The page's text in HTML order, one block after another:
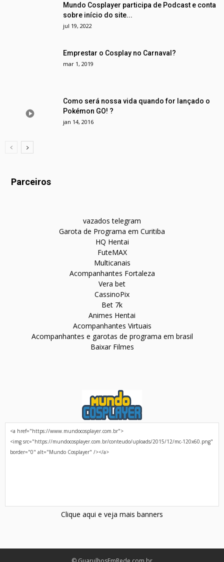
Mundo Cosplayer participa de Podcast e conta
sobre início do site...
jul 19, 2022
Emprestar o Cosplay no Carnaval?
mar 1, 2019
Como será nossa vida quando for lançado o
Pokémon GO! ?
jan 14, 2016
Parceiros
vazados telegram
Garota de Programa em Curitiba
HQ Hentai
FuteMAX
Multicanais
Acompanhantes Fortaleza
Vera bet
CassinoPix
Bet 7k
Animes Hentai
Acompanhantes Virtuais
Acompanhantes e garotas de programa em brasil
Baixar Filmes
Clique aqui e veja mais banners